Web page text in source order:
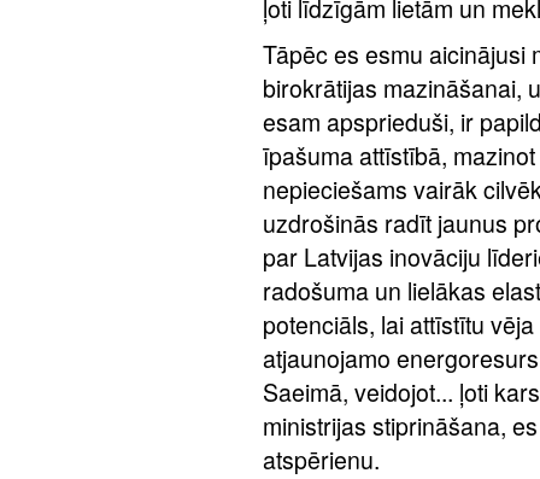
ļoti līdzīgām lietām un
Tāpēc es esmu aicinājusi
birokrātijas mazināšanai,
esam apsprieduši, ir
īpašuma attīstībā,
nepieciešams vairāk
uzdrošinās radīt jaunus
par Latvijas inovāciju
radošuma un lielākas
potenciāls, lai attīstītu
atjaunojamo
Saeimā, veidojot... ļoti
ministrijas stiprināšana,
atspērienu.